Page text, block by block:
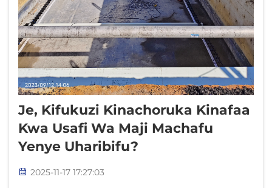
Je, Kifukuzi Kinachoruka Kinafaa
Kwa Usafi Wa Maji Machafu
Yenye Uharibifu?
2025-11-17 17:27:03